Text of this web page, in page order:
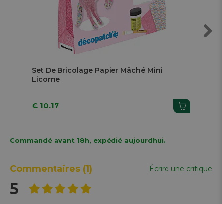
Set De Bricolage Papier Mâché Mini
Licorne
€ 10.17
Commandé avant 18h, expédié aujourdhui.
Commentaires (1) Écrire une critique
5